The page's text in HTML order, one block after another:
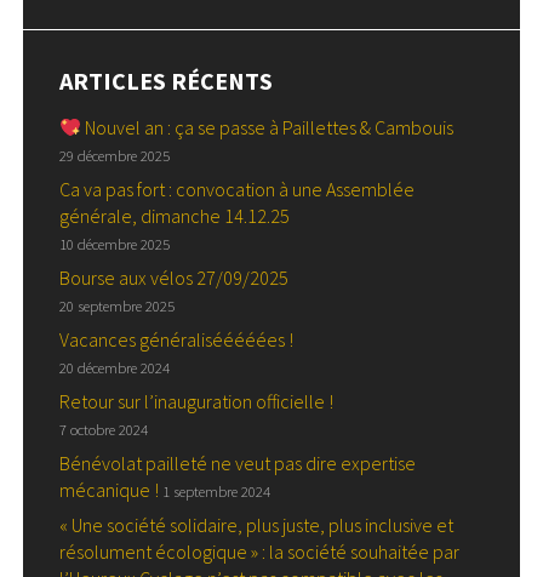
ARTICLES RÉCENTS
Nouvel an : ça se passe à Paillettes & Cambouis
29 décembre 2025
Ca va pas fort : convocation à une Assemblée
générale, dimanche 14.12.25
10 décembre 2025
Bourse aux vélos 27/09/2025
20 septembre 2025
Vacances généralisééééées !
20 décembre 2024
Retour sur l’inauguration officielle !
7 octobre 2024
Bénévolat pailleté ne veut pas dire expertise
mécanique ! 1 septembre 2024
« Une société solidaire, plus juste, plus inclusive et
résolument écologique » : la société souhaitée par